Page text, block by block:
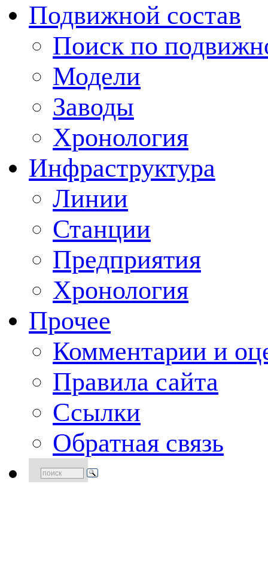
Подвижной состав
Поиск по
Модели
Заводы
Хронология
Инфраструктура
Линии
Станции
Предприятия
Хронология
Прочее
Комментарии и
Правила сайта
Ссылки
Обратная связь